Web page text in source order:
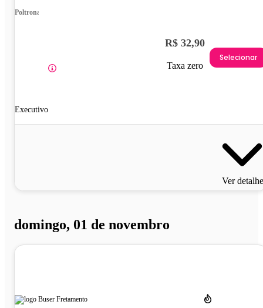
Poltrona
Executivo
R$ 32,90
Taxa zero
Selecionar
Ver
domingo, 01 de novembro